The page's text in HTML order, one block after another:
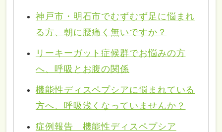
神戸市・明石市でむずむず足に悩まれ
る方、朝に腰痛く無いですか？
リーキーガット症候群でお悩みの方
へ、呼吸とお腹の関係
機能性ディスペプシアに悩まれている
方へ、呼吸浅くなっていませんか？
症例報告 機能性ディスペプシア